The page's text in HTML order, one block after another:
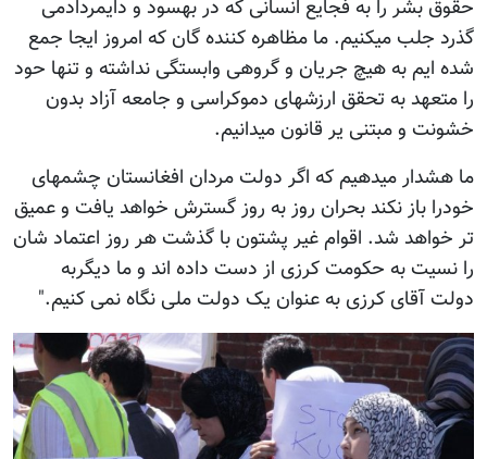
حقوق بشر را به فجایع انسانی که در بهسود و دایمردادمی
گذرد جلب میکنیم. ما مظاهره کننده گان که امروز ایجا جمع
شده ایم به هیچ جریان و گروهی وابستگی نداشته و تنها حود
را متعهد به تحقق ارزشهای دموکراسی و جامعه آزاد بدون
خشونت و مبتنی یر قانون میدانیم.
ما هشدار میدهیم که اگر دولت مردان افغانستان چشمهای
خودرا باز نکند بحران روز به روز گسترش خواهد یافت و عمیق
تر خواهد شد. اقوام غیر پشتون با گذشت هر روز اعتماد شان
را نسیت به حکومت کرزی از دست داده اند و ما دیگربه
دولت آقای کرزی به عنوان یک دولت ملی نگاه نمی کنیم."